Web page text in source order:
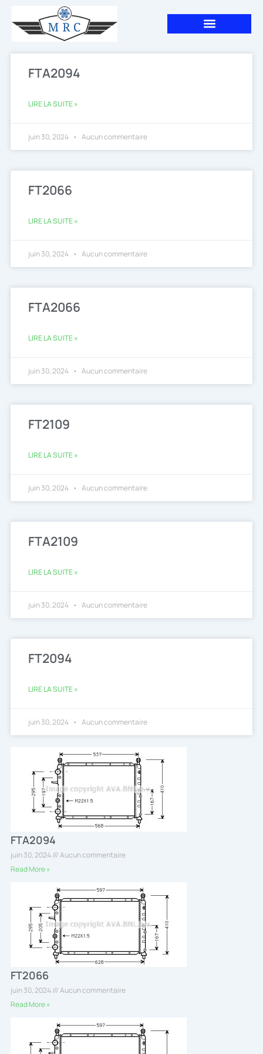
contenu
FTA2094
LIRE LA SUITE »
juin 30, 2024 Aucun commentaire
FT2066
LIRE LA SUITE »
juin 30, 2024 Aucun commentaire
FTA2066
LIRE LA SUITE »
juin 30, 2024 Aucun commentaire
FT2109
LIRE LA SUITE »
juin 30, 2024 Aucun commentaire
FTA2109
LIRE LA SUITE »
juin 30, 2024 Aucun commentaire
FT2094
LIRE LA SUITE »
juin 30, 2024 Aucun commentaire
FTA2094
juin 30, 2024
Aucun commentaire
Read More »
FT2066
juin 30, 2024
Aucun commentaire
Read More »